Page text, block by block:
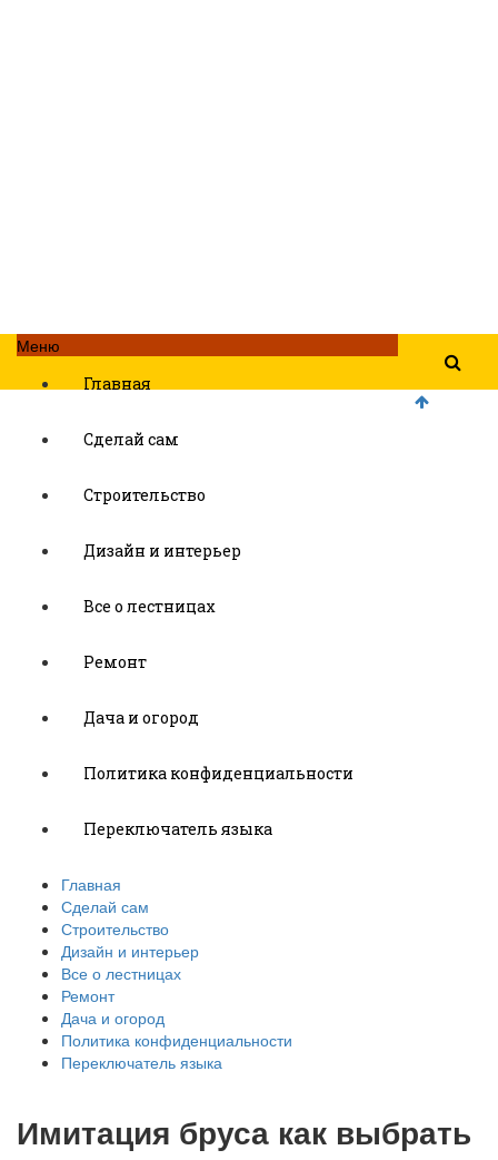
Меню
Главная
Сделай сам
Строительство
Дизайн и интерьер
Все о лестницах
Ремонт
Дача и огород
Политика конфиденциальности
Переключатель языка
Главная
Сделай сам
Строительство
Дизайн и интерьер
Все о лестницах
Ремонт
Дача и огород
Политика конфиденциальности
Переключатель языка
Имитация бруса как выбрать